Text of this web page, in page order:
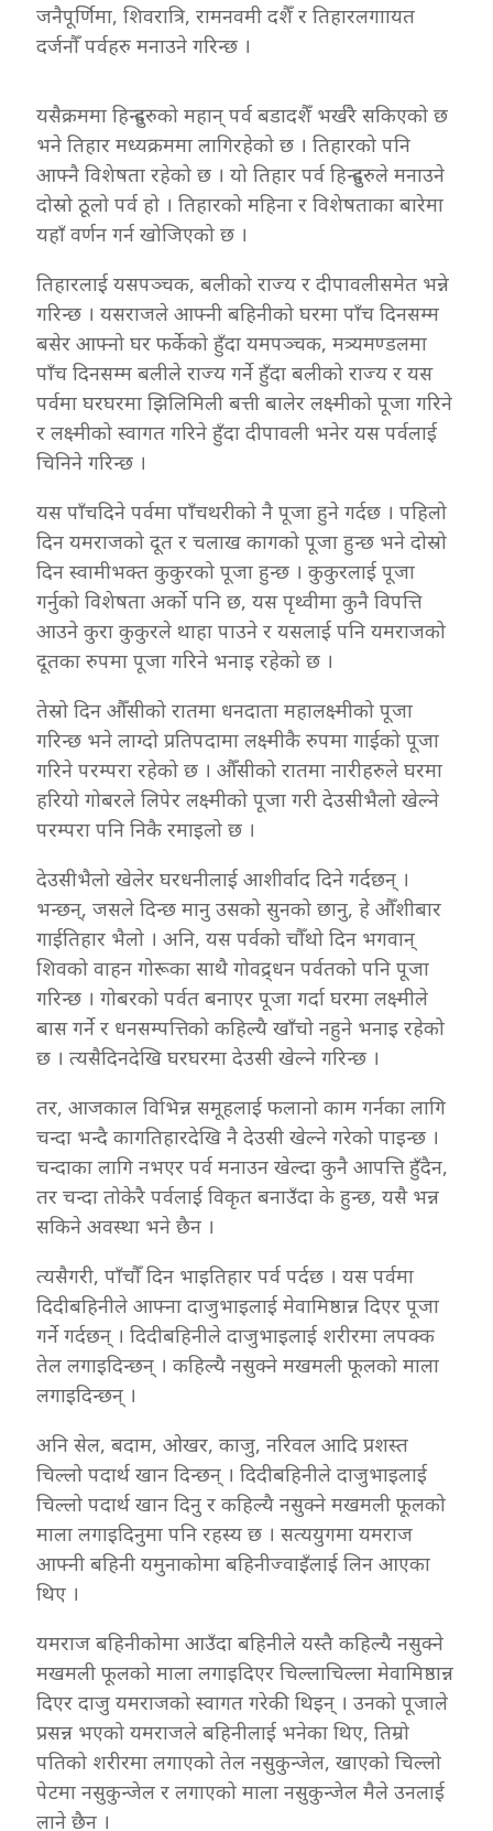
जनैपूर्णिमा, शिवरात्रि, रामनवमी दशैँ र तिहारलगाायत
दर्जनौँ पर्वहरु मनाउने गरिन्छ ।
यसैक्रममा हिन्दुहरुको महान् पर्व बडादशैँ भर्खरै सकिएको छ
भने तिहार मध्यक्रममा लागिरहेको छ । तिहारको पनि
आफ्नै विशेषता रहेको छ । यो तिहार पर्व हिन्दुहरुले मनाउने
दोस्रो ठूलो पर्व हो । तिहारको महिना र विशेषताका बारेमा
यहाँ वर्णन गर्न खोजिएको छ ।
तिहारलाई यसपञ्चक, बलीको राज्य र दीपावलीसमेत भन्ने
गरिन्छ । यसराजले आफ्नी बहिनीको घरमा पाँच दिनसम्म
बसेर आफ्नो घर फर्केको हुँदा यमपञ्चक, मत्र्यमण्डलमा
पाँच दिनसम्म बलीले राज्य गर्ने हुँदा बलीको राज्य र यस
पर्वमा घरघरमा झिलिमिली बत्ती बालेर लक्ष्मीको पूजा गरिने
र लक्ष्मीको स्वागत गरिने हुँदा दीपावली भनेर यस पर्वलाई
चिनिने गरिन्छ ।
यस पाँचदिने पर्वमा पाँचथरीको नै पूजा हुने गर्दछ । पहिलो
दिन यमराजको दूत र चलाख कागको पूजा हुन्छ भने दोस्रो
दिन स्वामीभक्त कुकुरको पूजा हुन्छ । कुकुरलाई पूजा
गर्नुको विशेषता अर्को पनि छ, यस पृथ्वीमा कुनै विपत्ति
आउने कुरा कुकुरले थाहा पाउने र यसलाई पनि यमराजको
दूतका रुपमा पूजा गरिने भनाइ रहेको छ ।
तेस्रो दिन औँसीको रातमा धनदाता महालक्ष्मीको पूजा
गरिन्छ भने लाग्दो प्रतिपदामा लक्ष्मीकै रुपमा गाईको पूजा
गरिने परम्परा रहेको छ । औँसीको रातमा नारीहरुले घरमा
हरियो गोबरले लिपेर लक्ष्मीको पूजा गरी देउसीभैलो खेल्ने
परम्परा पनि निकै रमाइलो छ ।
देउसीभैलो खेलेर घरधनीलाई आशीर्वाद दिने गर्दछन् ।
भन्छन्, जसले दिन्छ मानु उसको सुनको छानु, हे औँशीबार
गाईतिहार भैलो । अनि, यस पर्वको चौँथो दिन भगवान्
शिवको वाहन गोरूका साथै गोवद्र्धन पर्वतको पनि पूजा
गरिन्छ । गोबरको पर्वत बनाएर पूजा गर्दा घरमा लक्ष्मीले
बास गर्ने र धनसम्पत्तिको कहिल्यै खाँचो नहुने भनाइ रहेको
छ । त्यसैदिनदेखि घरघरमा देउसी खेल्ने गरिन्छ ।
तर, आजकाल विभिन्न समूहलाई फलानो काम गर्नका लागि
चन्दा भन्दै कागतिहारदेखि नै देउसी खेल्ने गरेको पाइन्छ ।
चन्दाका लागि नभएर पर्व मनाउन खेल्दा कुनै आपत्ति हुँदैन,
तर चन्दा तोकेरै पर्वलाई विकृत बनाउँदा के हुन्छ, यसै भन्न
सकिने अवस्था भने छैन ।
त्यसैगरी, पाँचौँ दिन भाइतिहार पर्व पर्दछ । यस पर्वमा
दिदीबहिनीले आफ्ना दाजुभाइलाई मेवामिष्ठान्न दिएर पूजा
गर्ने गर्दछन् । दिदीबहिनीले दाजुभाइलाई शरीरमा लपक्क
तेल लगाइदिन्छन् । कहिल्यै नसुक्ने मखमली फूलको माला
लगाइदिन्छन् ।
अनि सेल, बदाम, ओखर, काजु, नरिवल आदि प्रशस्त
चिल्लो पदार्थ खान दिन्छन् । दिदीबहिनीले दाजुभाइलाई
चिल्लो पदार्थ खान दिनु र कहिल्यै नसुक्ने मखमली फूलको
माला लगाइदिनुमा पनि रहस्य छ । सत्ययुगमा यमराज
आफ्नी बहिनी यमुनाकोमा बहिनीज्वाइँलाई लिन आएका
थिए ।
यमराज बहिनीकोमा आउँदा बहिनीले यस्तै कहिल्यै नसुक्ने
मखमली फूलको माला लगाइदिएर चिल्लाचिल्ला मेवामिष्ठान्न
दिएर दाजु यमराजको स्वागत गरेकी थिइन् । उनको पूजाले
प्रसन्न भएको यमराजले बहिनीलाई भनेका थिए, तिम्रो
पतिको शरीरमा लगाएको तेल नसुकुन्जेल, खाएको चिल्लो
पेटमा नसुकुन्जेल र लगाएको माला नसुकुन्जेल मैले उनलाई
लाने छैन ।